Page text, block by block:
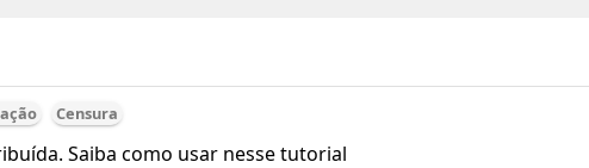
Censura
Saiba como usar nesse tutorial